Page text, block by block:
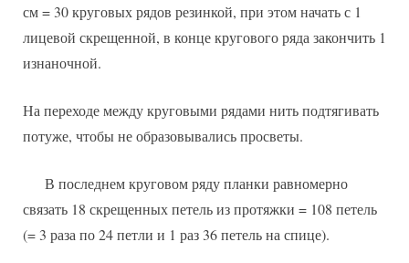
см = 30 круговых рядов резинкой, при этом начать с 1
лицевой скрещенной, в конце кругового ряда закончить 1
изнаночной.
На переходе между круговыми рядами нить подтягивать
потуже, чтобы не образовывались просветы.
В последнем круговом ряду планки равномерно
связать 18 скрещенных петель из протяжки = 108 петель
(= 3 раза по 24 петли и 1 раз 36 петель на спице).